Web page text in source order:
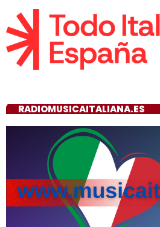
RADIOMUSICAITALIANA.ES